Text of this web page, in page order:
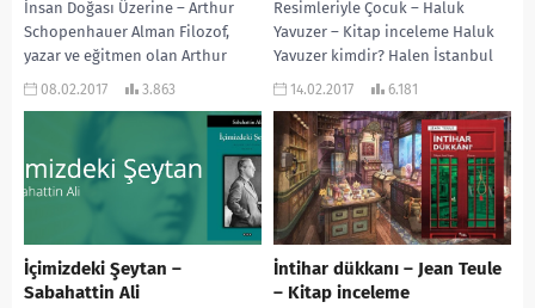
İnsan Doğası Üzerine – Arthur
Schopenhauer Alman Filozof,
yazar ve eğitmen olan Arthur
Schopenhauer insan doğası
08.02.2017 3.863
Resimleriyle Çocuk – Haluk
Yavuzer – Kitap inceleme Haluk
Yavuzer kimdir? Halen İstanbul
Medipol Üniversitesi Çocuk
üyesi olan...
14.02.2017 6.181
İçimizdeki Şeytan –
Sabahattin Ali
İntihar dükkanı – Jean Teule
– Kitap inceleme